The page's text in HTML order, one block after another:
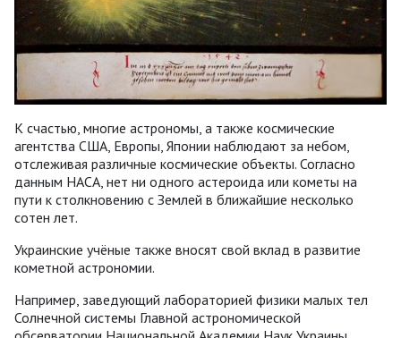
К счастью, многие астрономы, а также космические
агентства США, Европы, Японии наблюдают за небом,
отслеживая различные космические объекты. Согласно
данным НАСА, нет ни одного астероида или кометы на
пути к столкновению с Землей в ближайшие несколько
сотен лет.
Украинские учёные также вносят свой вклад в развитие
кометной астрономии.
Например, заведующий лабораторией физики малых тел
Солнечной системы Главной астрономической